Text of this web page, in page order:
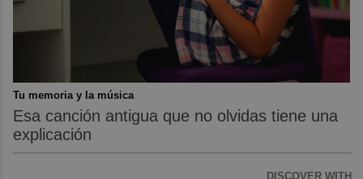
Tu memoria y la música
Esa canción antigua que no olvidas tiene una
explicación
DISCOVER WITH